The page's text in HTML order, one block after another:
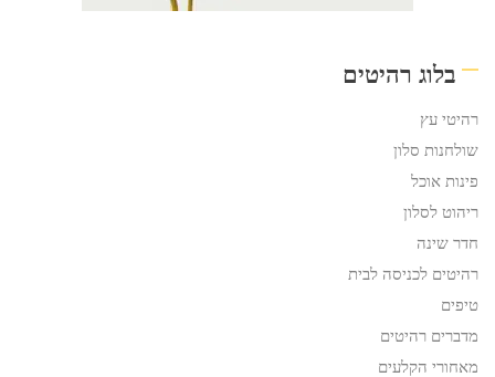
בלוג רהיטים
רהיטי עץ
שולחנות סלון
פינות אוכל
ריהוט לסלון
חדר שינה
רהיטים לכניסה לבית
טיפים
מדברים רהיטים
מאחורי הקלעים